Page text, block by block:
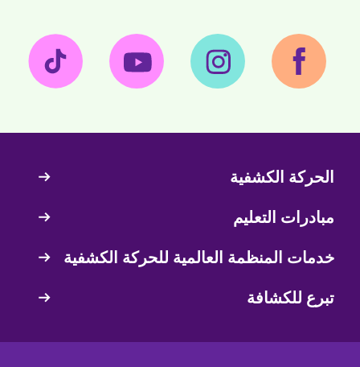
Quick
الحركة الكشفية
مبادرات التعليم
خدمات المنظمة العالمية للحركة الكشفية
تبرع للكشافة